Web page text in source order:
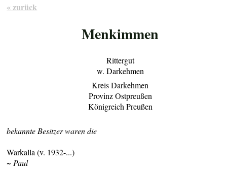
« zurück
Menkimmen
Rittergut
w. Darkehmen
Kreis Darkehmen
Provinz Ostpreußen
Königreich Preußen
bekannte Besitzer waren die
Warkalla (v. 1932-...)
~ Paul